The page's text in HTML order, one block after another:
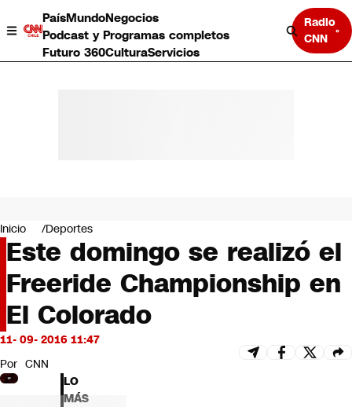
PaísMundoNegocios
Podcast y Programas completos
Futuro 360CulturaServicios
Radio
CNN
Negocios
Deportes
Programas completos
Cultura
Servicios
Bits
CNN tiempo
Futuro 360
Opinión
Inicio Deportes
Este domingo se realizó el
Freeride Championship en
El Colorado
11- 09- 2016 11:47
Por CNN
LO
MÁS